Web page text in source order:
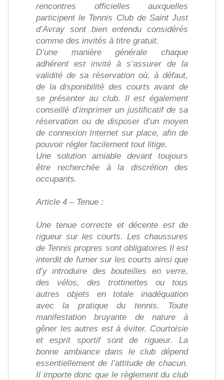
rencontres officielles auxquelles
participent le Tennis Club de Saint Just
d’Avray sont bien entendu considérés
comme des invités à titre gratuit.
D’une manière générale chaque
adhérent est invité à s’assurer de la
validité de sa réservation où, à défaut,
de la disponibilité des courts avant de
se présenter au club. Il est également
conseillé d’imprimer un justificatif de sa
réservation ou de disposer d’un moyen
de connexion Internet sur place, afin de
pouvoir régler facilement tout litige.
Une solution amiable devant toujours
être recherchée à la discrétion des
occupants.
Article 4 – Tenue :
Une tenue correcte et décente est de
rigueur sur les courts. Les chaussures
de Tennis propres sont obligatoires Il est
interdit de fumer sur les courts ainsi que
d’y introduire des bouteilles en verre,
des vélos, des trottinettes ou tous
autres objets en totale inadéquation
avec la pratique du tennis. Toute
manifestation bruyante de nature à
gêner les autres est à éviter. Courtoisie
et esprit sportif sont de rigueur. La
bonne ambiance dans le club dépend
essentiellement de l’attitude de chacun.
Il importe donc que le règlement du club